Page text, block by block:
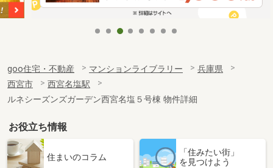
goo住宅・不動産 マンションライブラリー
兵庫県
西宮市
西宮名塩駅
ルネシーズンズガーデン西宮名塩５号棟 物件詳細
お役立ち情報
住まいのコラム
「住みたい街」
を見つけよう